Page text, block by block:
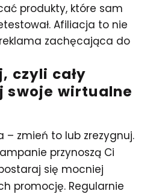
produkty, które sam
Afiliacja to nie
zachęcająca do
czyli cały
swoje wirtualne
– zmień to lub zrezygnuj.
przynoszą Ci
się mocniej
promocję. Regularnie